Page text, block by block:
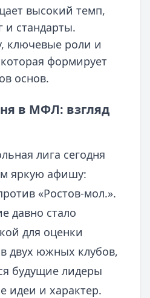
высокий темп,
и стандарты.
ключевые роли и
формирует
основ.
в МФЛ: взгляд
лига сегодня
яркую афишу:
«Ростов-мол.».
давно стало
для оценки
двух южных клубов,
будущие лидеры
идеи и характер.